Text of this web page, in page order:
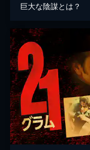
巨大な陰謀とは？